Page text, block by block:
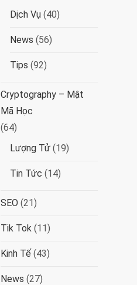
Dịch Vụ (40)
News (56)
Tips (92)
Cryptography – Mật
Mã Học
(64)
Lượng Tử (19)
Tin Tức (14)
SEO (21)
Tik Tok (11)
Kinh Tế (43)
News (27)